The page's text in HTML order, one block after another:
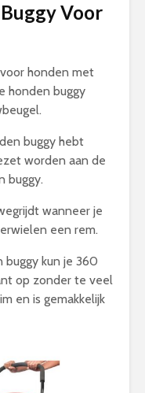
Voor
honden met
honden buggy
buggy hebt
worden aan de
buggy.
wanneer je
een rem.
kun je 360
op zonder te veel
en is gemakkelijk